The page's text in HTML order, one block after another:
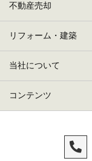
不動産売却
リフォーム・建築
当社について
コンテンツ